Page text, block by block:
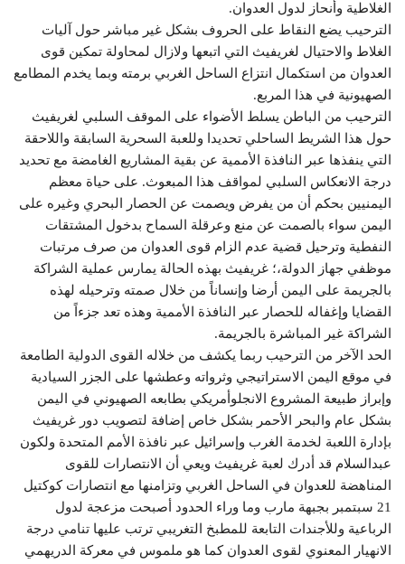
الغلاطية وأنحاز لدول العدوان.
الترحيب يضع النقاط على الحروف بشكل غير مباشر حول آليات
الغلاط والاحتيال لغريفيث التي اتبعها ولازال لمحاولة تمكين قوى
العدوان من استكمال انتزاع الساحل الغربي برمته وبما يخدم المطامع
الصهيونية في هذا المربع.
الترحيب من الباطن يسلط الأضواء على الموقف السلبي لغريفيث
حول هذا الشريط الساحلي تحديدا وللعبة السحرية السابقة واللاحقة
التي ينفذها عبر النافذة الأممية عن بقية المشاريع الغامضة مع تحديد
درجة الانعكاس السلبي لمواقف هذا المبعوث. على حياة معظم
اليمنيين بحكم أن من يفرض ويصمت عن الحصار البحري وغيره على
اليمن سواء بالصمت عن منع وعرقلة السماح بدخول المشتقات
النفطية وترحيل قضية عدم الزام قوى العدوان من صرف مرتبات
موظفي جهاز الدولة،؛ غريفيث بهذه الحالة يمارس عملية الشراكة
بالجريمة على اليمن أرضا وإنساناً من خلال صمته وترحيله لهذه
القضايا وإغفاله للحصار عبر النافذة الأممية وهذه تعد جزءاً من
الشراكة غير المباشرة بالجريمة.
الحد الآخر من الترحيب ربما يكشف من خلاله القوى الدولية الطامعة
في موقع اليمن الاستراتيجي وثرواته وعطشها على الجزر السيادية
وإبراز طبيعة المشروع الانجلوأمريكي بطابعه الصهيوني في اليمن
بشكل عام والبحر الأحمر بشكل خاص إضافة لتصويب دور غريفيث
بإدارة اللعبة لخدمة الغرب وإسرائيل عبر نافذة الأمم المتحدة ولكون
عبدالسلام قد أدرك لعبة غريفيث ويعي أن الانتصارات للقوى
المناهضة للعدوان في الساحل الغربي وتزامنها مع انتصارات كوكتيل
21 سبتمبر بجبهة مارب وما وراء الحدود أصبحت مزعجة لدول
الرباعية وللأجندات التابعة للمطبخ التغريبي ترتب عليها تنامي درجة
الانهيار المعنوي لقوى العدوان كما هو ملموس في معركة الدريهمي